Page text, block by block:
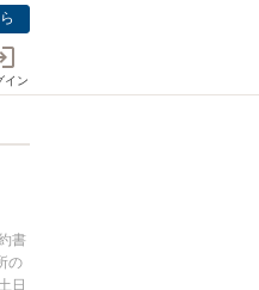
イン
書
の
日